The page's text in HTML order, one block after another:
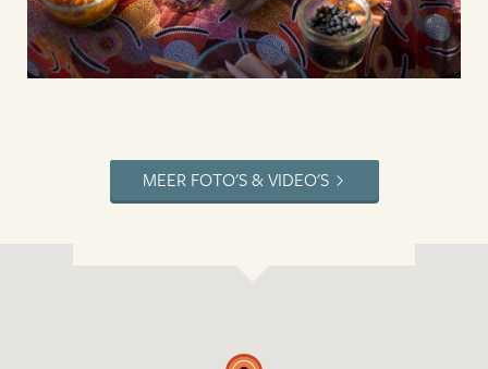
MEER FOTO'S & VIDEO'S